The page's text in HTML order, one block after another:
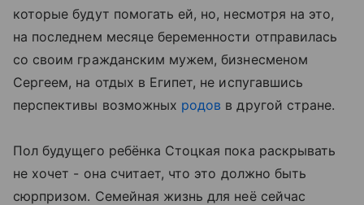
которые будут помогать ей, но, несмотря на это,
на последнем месяце беременности отправилась
со своим гражданским мужем, бизнесменом
Сергеем, на отдых в Египет, не испугавшись
перспективы возможных родов в другой стране.
Пол будущего ребёнка Стоцкая пока раскрывать
не хочет - она считает, что это должно быть
сюрпризом. Семейная жизнь для неё сейчас